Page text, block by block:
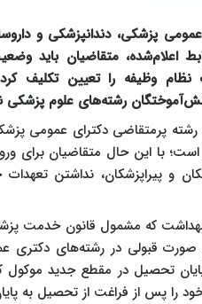
پزشکی، دندانپزشکی و
اعلام‌شده، متقاضیان باید
نظام وظیفه را تعیین تکلیف
رشته‌های علوم پزشکی
پرمتقاضی دکترای عمومی
با این حال متقاضیان برای
و پیراپزشکان، نداشتن
بهداشت که مشمول قانون خدمت
صورت قبولی در رشته‌های دکتری
تحصیل در مقطع جدید موکول
را پس از فراغت از تحصیل به